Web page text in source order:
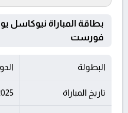
فورست
البطولة
تاريخ المباراة